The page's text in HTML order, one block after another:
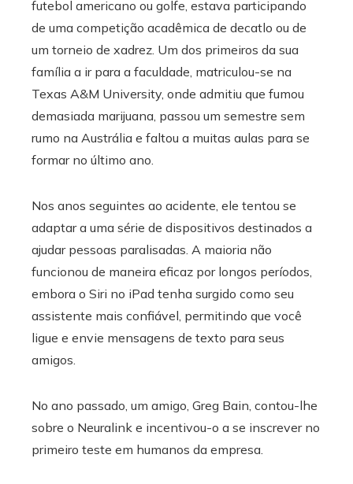
futebol americano ou golfe, estava participando
de uma competição acadêmica de decatlo ou de
um torneio de xadrez. Um dos primeiros da sua
família a ir para a faculdade, matriculou-se na
Texas A&M University, onde admitiu que fumou
demasiada marijuana, passou um semestre sem
rumo na Austrália e faltou a muitas aulas para se
formar no último ano.
Nos anos seguintes ao acidente, ele tentou se
adaptar a uma série de dispositivos destinados a
ajudar pessoas paralisadas. A maioria não
funcionou de maneira eficaz por longos períodos,
embora o Siri no iPad tenha surgido como seu
assistente mais confiável, permitindo que você
ligue e envie mensagens de texto para seus
amigos.
No ano passado, um amigo, Greg Bain, contou-lhe
sobre o Neuralink e incentivou-o a se inscrever no
primeiro teste em humanos da empresa.